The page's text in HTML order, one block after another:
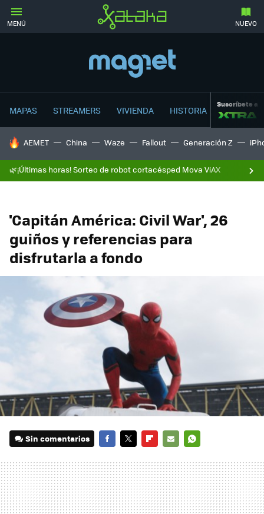
MENÚ NUEVO
MAPAS STREAMERS VIVIENDA HISTORIA Suscríbete a
HOY SE HABLA DE
AEMET China Waze Fallout Generación Z
🌿¡Últimas horas! Sorteo de robot cortacésped Mova ViAX
'Capitán América: Civil War', 26
guiños y referencias para
disfrutarla a fondo
Sin comentarios
MAIL